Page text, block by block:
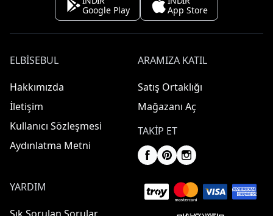
Google Play
App Store
ELBISEBUL
Hakkımızda
İletişim
Kullanıcı Sözleşmesi
Aydınlatma Metni
ARAMIZA KATIL
Satış Ortaklığı
Mağazanı Aç
TAKIP ET
YARDIM